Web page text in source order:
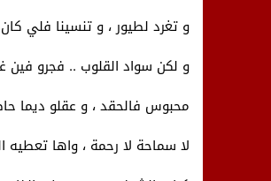
و تغرد لطيور ، و تنسينا فلي كان
و لكن سواد القلوب .. فجرو فين
محبوس فالحقد ، و عقلو ديما
لا سماحة لا رحمة ، واها تعطيه